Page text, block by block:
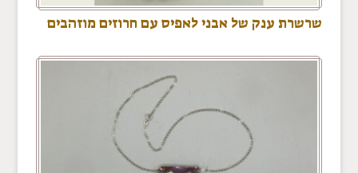
שרשרת ענק של אבני לאפיס עם חרוזים מוזהבים